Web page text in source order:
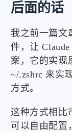
后面的话
我之前一篇文
件，让
案，它的实现
~/.zshrc 来实
方式。
这种方式相比
可以自由配置